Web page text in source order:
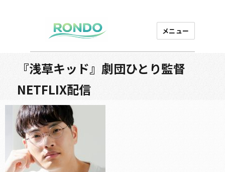
ロンド
芸能プロダクション
メニュー
『浅草キッド』劇団ひとり監督
NETFLIX配信